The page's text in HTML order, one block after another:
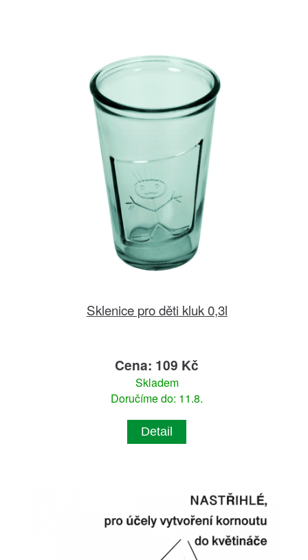
Sklenice pro děti kluk 0,3l
Cena: 109 Kč
Skladem
Doručíme do: 11.8.
Detail